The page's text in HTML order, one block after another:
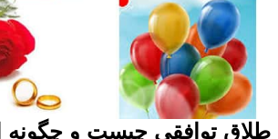
طلاق توافقی چیست و